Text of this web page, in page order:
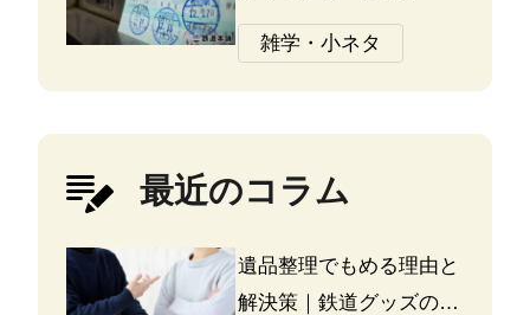
と注意点
雑学・小ネタ
最近のコラム
遺品整理でもめる理由と
解決策｜鉄道グッズの整